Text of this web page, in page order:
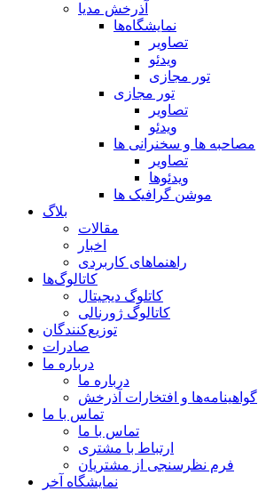
آذرخش مدیا
نمایشگاه‌ها
تصاویر
ویدئو
تور مجازی
تور مجازی
تصاویر
ویدئو
مصاحبه ها و سخنرانی ها
تصاویر
ویدئوها
موشن گرافیک ها
بلاگ
مقالات
اخبار
راهنماهای کاربردی
کاتالوگ‌ها
کاتلوگ دیجیتال
کاتالوگ ژورنالی
توزیع‌کنندگان
صادرات
درباره ما
درباره ما
گواهینامه‌ها و افتخارات آذرخش
تماس با ما
تماس با ما
ارتباط با مشتری
فرم نظرسنجی از مشتریان
نمایشگاه‌ آخر